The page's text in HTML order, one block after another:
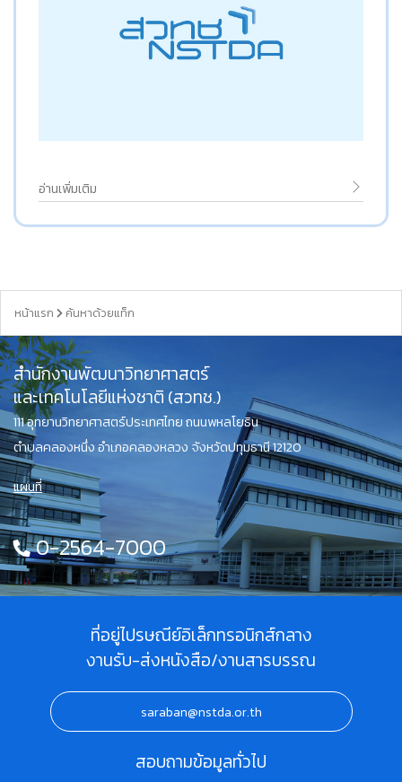
อ่านเพิ่มเติม
หน้าแรก ค้นหาด้วยแท็ก
สำนักงานพัฒนาวิทยาศาสตร์
และเทคโนโลยีแห่งชาติ (สวทช.)
111 อุทยานวิทยาศาสตร์ประเทศไทย ถนนพหลโยธิน
ตำบลคลองหนึ่ง อำเภอคลองหลวง จังหวัดปทุมธานี 12120
แผนที่
0-2564-7000
ที่อยู่ไปรษณีย์อิเล็กทรอนิกส์กลาง
งานรับ-ส่งหนังสือ/งานสารบรรณ
saraban@nstda.or.th
สอบถามข้อมูลทั่วไป